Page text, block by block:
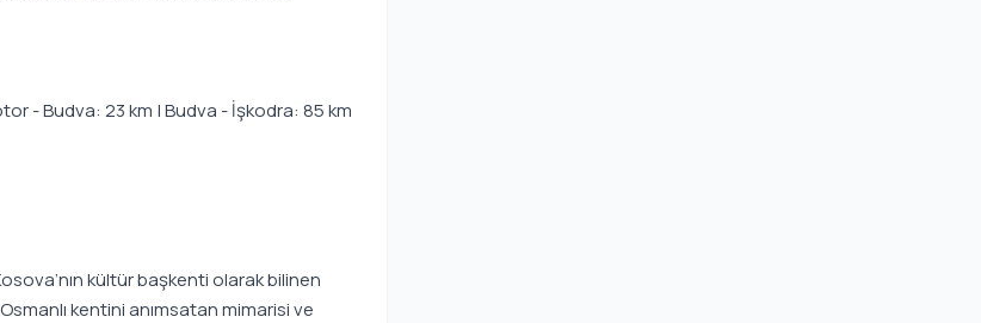
- Budva: 23 km | Budva - İşkodra: 85 km
kültür başkenti olarak bilinen
kentini anımsatan mimarisi ve